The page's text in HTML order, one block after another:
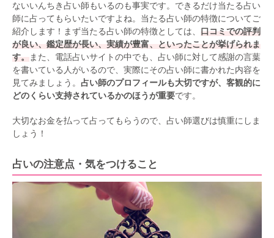
ないいんちき占い師もいるのも事実です。できるだけ当たる占い
師に占ってもらいたいですよね。当たる占い師の特徴についてご
紹介します！まず当たる占い師の特徴としては、 口コミでの評判
が良い、鑑定歴が長い、実績が豊富、といったことが挙げられま
す。
また、電話占いサイトの中でも、占い師に対して感謝の言葉
を書いている人がいるので、実際にその占い師に書かれた内容を
見てみましょう。 占い師のプロフィールも大切ですが、客観的に
どのくらい支持されているかのほうが重要です。
大切なお金を払って占ってもらうので、占い師選びは慎重にしま
しょう！
占いの注意点・気をつけること